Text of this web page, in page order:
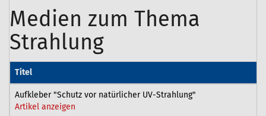
Medien zum Thema
Strahlung
Titel
Aufkleber "Schutz vor natürlicher UV-Strahlung"
Artikel anzeigen